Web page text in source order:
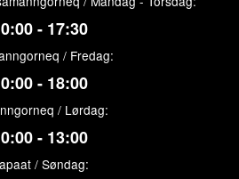
- 17:30
/ Fredag:
- 18:00
/ Lørdag:
- 13:00
/ Søndag: